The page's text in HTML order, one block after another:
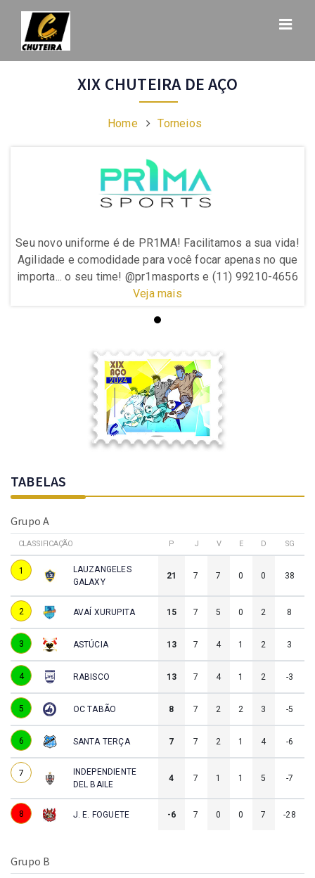
XIX CHUTEIRA DE AÇO
Home Torneios
Seu novo uniforme é de PR1MA! Facilitamos a sua vida!
Agilidade e comodidade para você focar apenas no que
importa... o seu time! @pr1masports e (11) 99210-4656
Veja mais
TABELAS
Grupo A
CLASSIFICAÇÃO P J V E D SG
1
LAUZANGELES
GALAXY
21 7 7 0 0 38
2 AVAÍ XURUPITA 15 7 5 0 2 8
3 ASTÚCIA 13 7 4 1 2 3
4 RABISCO 13 7 4 1 2 -3
5 OC TABÃO 8 7 2 2 3 -5
6 SANTA TERÇA 7 7 2 1 4 -6
7
INDEPENDIENTE
DEL BAILE
4 7 1 1 5 -7
8 J. E. FOGUETE -6 7 0 0 7 -28
Grupo B